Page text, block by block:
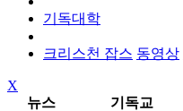
기독대학
크리스천 잡스 동영상
X
뉴스
기독교